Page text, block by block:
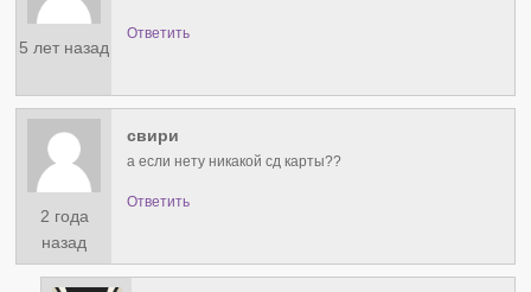
5 лет назад
Ответить
2 года
назад
свири
а если нету никакой сд карты??
Ответить